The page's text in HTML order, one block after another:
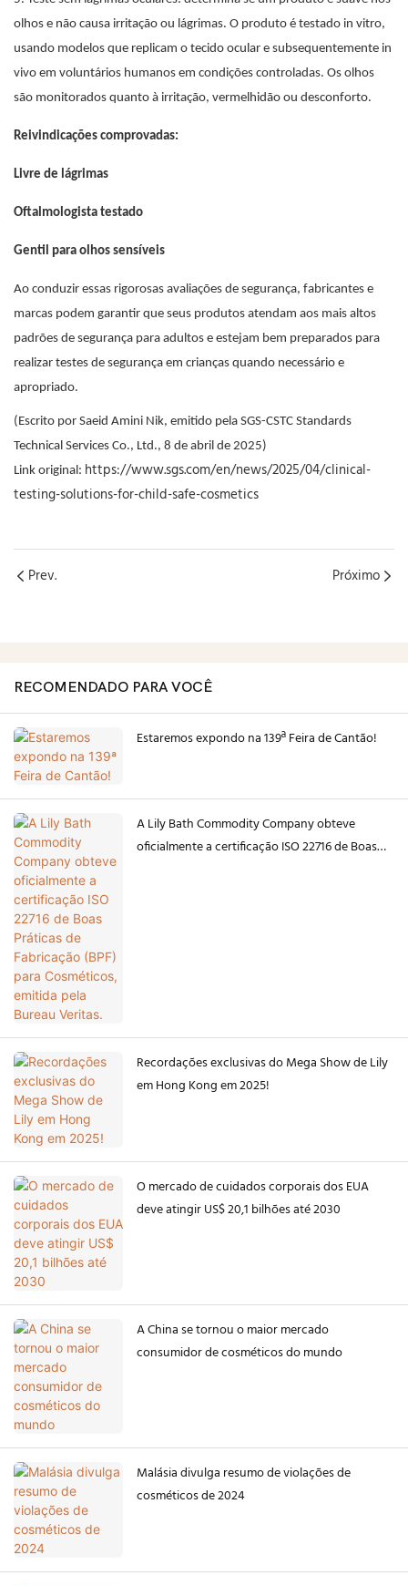
olhos e não causa irritação ou lágrimas. O produto é testado in vitro,
usando modelos que replicam o tecido ocular e subsequentemente in
vivo em voluntários humanos em condições controladas. Os olhos
são monitorados quanto à irritação, vermelhidão ou desconforto.
Reivindicações comprovadas:
Livre de lágrimas
Oftalmologista testado
Gentil para olhos sensíveis
Ao conduzir essas rigorosas avaliações de segurança, fabricantes e
marcas podem garantir que seus produtos atendam aos mais altos
padrões de segurança para adultos e estejam bem preparados para
realizar testes de segurança em crianças quando necessário e
apropriado.
(Escrito por Saeid Amini Nik, emitido pela SGS-CSTC Standards
Technical Services Co., Ltd., 8 de abril de 2025)
Link original: https://www.sgs.com/en/news/2025/04/clinical-
testing-solutions-for-child-safe-cosmetics
Prev. Próximo
RECOMENDADO PARA VOCÊ
Estaremos expondo na 139ª Feira de Cantão!
A Lily Bath Commodity Company obteve
oficialmente a certificação ISO 22716 de Boas
Recordações exclusivas do Mega Show de Lily
em Hong Kong em 2025!
O mercado de cuidados corporais dos EUA
deve atingir US$ 20,1 bilhões até 2030
A China se tornou o maior mercado
consumidor de cosméticos do mundo
Malásia divulga resumo de violações de
cosméticos de 2024